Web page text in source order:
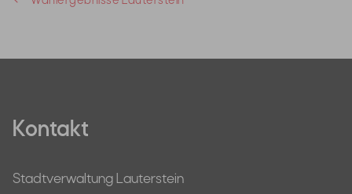
Kontakt
Stadtverwaltung Lauterstein